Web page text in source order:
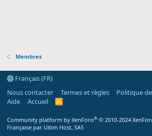
Membres
Français (FR)
Nous contacter
Termes et règles
Politique
Aide
Accueil
R
Community platform by XenForo® © 2010-2024
Française par Ultim Host, SAS